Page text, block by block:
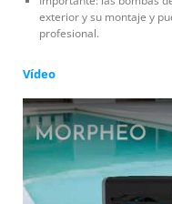
exterior y su montaje y
profesional.
Vídeo